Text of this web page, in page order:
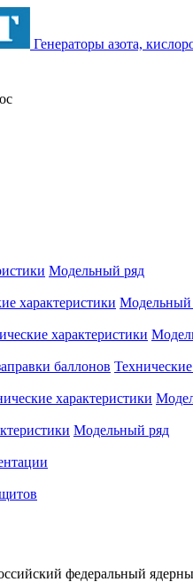
Генераторы азота,
Модельный ряд
характеристики Модельный
характеристики
баллонов
характеристики
Модельный ряд
федеральный